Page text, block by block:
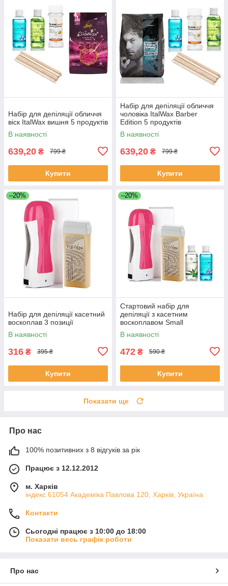
Набір для депіляції обличчя
віск ItalWax вишня 5 продуктів
В наявності
639,20 ₴ 799 ₴
Купити
Набір для депіляції обличчя
чоловіка ItalWax Barber
Edition 5 продуктів
В наявності
639,20 ₴ 799 ₴
Купити
–20%
Набір для депіляції касетний
воскоплав 3 позиції
В наявності
316 ₴ 395 ₴
Купити
–20%
Стартовий набір для
депіляції з касетним
воскоплавом Small
В наявності
472 ₴ 590 ₴
Купити
Показати ще
Про нас
100% позитивних з 8 відгуків за рік
Працює з 12.12.2012
м. Харків
індекс 61054 Академіка Павлова 120, Харків, Україна
Контакти
Сьогодні працює з 10:00 до 18:00
Показати весь графік роботи
Про нас